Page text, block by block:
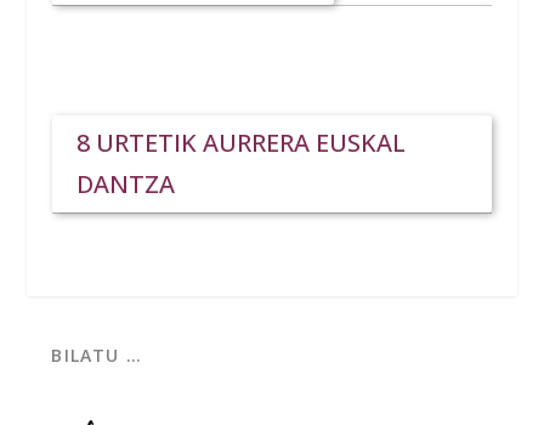
8 URTETIK AURRERA EUSKAL
DANTZA